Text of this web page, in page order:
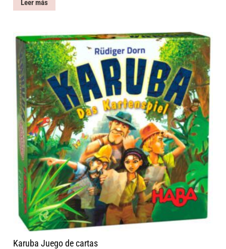
Leer más
Karuba Juego de cartas